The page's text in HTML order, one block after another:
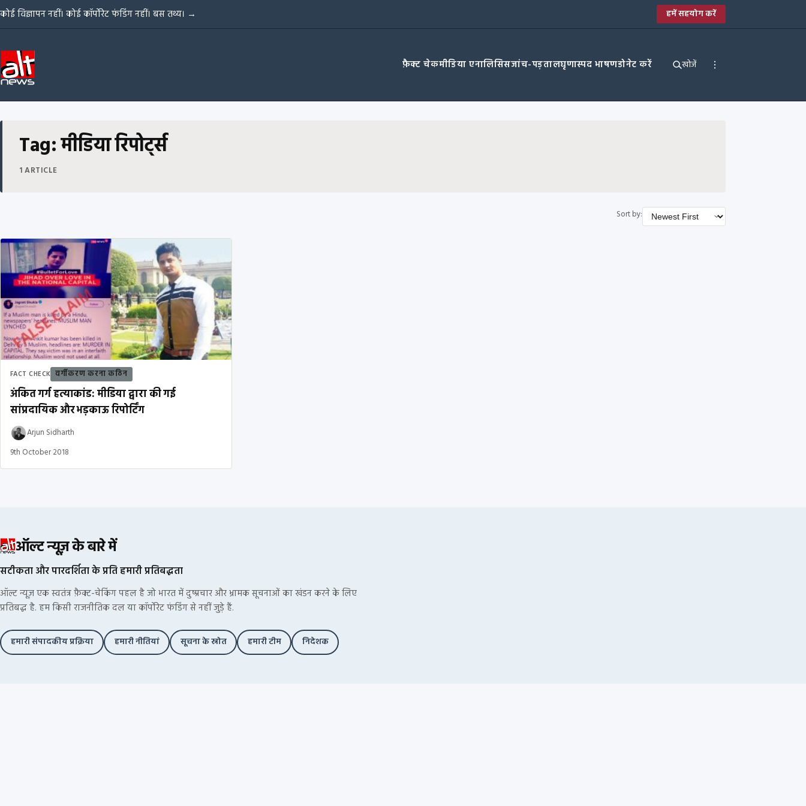
Skip to content
कोई विज्ञापन नहीं। कोई कॉर्पोरेट फंडिंग नहीं। बस तथ्य। → हमें सहयोग करें
फ़ैक्ट चेकमीडिया एनालिसिसजांच-पड़तालघृणास्पद भाषणडोनेट करें खोजें
Tag: मीडिया रिपोर्ट्स
1 ARTICLE
Sort by:
FACT CHECK वर्गीकरण करना कठिन
अंकित गर्ग हत्याकांड: मीडिया द्वारा की गई
सांप्रदायिक और भड़काऊ रिपोर्टिंग
Arjun Sidharth
9th October 2018
ऑल्ट न्यूज़ के बारे में
सटीकता और पारदर्शिता के प्रति हमारी प्रतिबद्धता
ऑल्ट न्यूज़ एक स्वतंत्र फ़ैक्ट-चेकिंग पहल है जो भारत में दुष्प्रचार और भ्रामक सूचनाओं का खंडन करने के लिए
प्रतिबद्ध है. हम किसी राजनीतिक दल या कॉर्पोरेट फंडिंग से नहीं जुड़े हैं.
हमारी संपादकीय प्रक्रिया हमारी नीतियां सूचना के स्रोत हमारी टीम निदेशक